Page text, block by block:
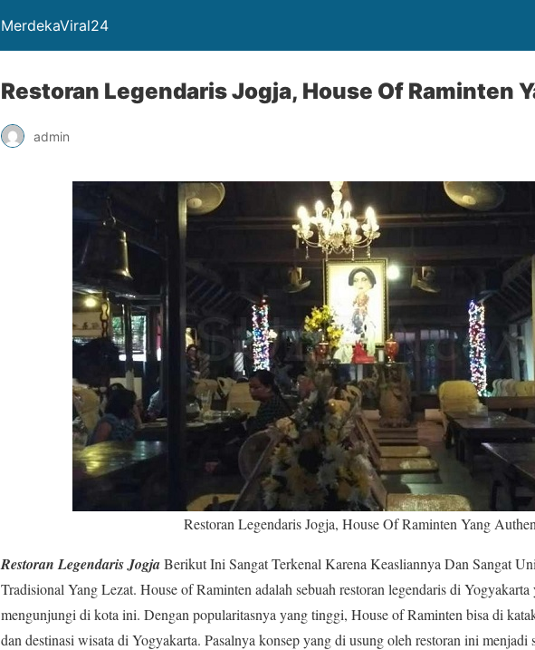
MerdekaViral24
Restoran Legendaris Jogja, House Of Raminten
admin
Restoran Legendaris Jogja, House Of Raminten Yang
Restoran Legendaris JogjaBerikut Ini Sangat Terkenal Karena Keasliannya Dan Sangat
Tradisional Yang Lezat. House of Raminten adalah sebuah restoran legendaris di
mengunjungi di kota ini. Dengan popularitasnya yang tinggi, House of Raminten bisa di
dan destinasi wisata di Yogyakarta. Pasalnya konsep yang di usung oleh restoran ini menjadi